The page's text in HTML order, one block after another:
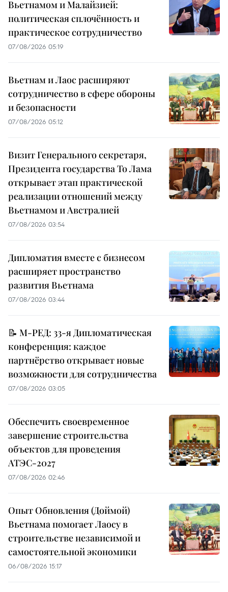
Вьетнамом и Малайзией:
политическая сплочённость и
практическое сотрудничество
07/08/2026 05:19
Вьетнам и Лаос расширяют
сотрудничество в сфере обороны
и безопасности
07/08/2026 05:12
Визит Генерального секретаря,
Президента государства То Лама
открывает этап практической
реализации отношений между
Вьетнамом и Австралией
07/08/2026 03:54
Дипломатия вместе с бизнесом
расширяет пространство
развития Вьетнама
07/08/2026 03:44
📝 М-РЕД: 33-я Дипломатическая
конференция: каждое
партнёрство открывает новые
возможности для сотрудничества
07/08/2026 03:05
Обеспечить своевременное
завершение строительства
объектов для проведения
АТЭС-2027
07/08/2026 02:46
Опыт Обновления (Доймой)
Вьетнама помогает Лаосу в
строительстве независимой и
самостоятельной экономики
06/08/2026 15:17